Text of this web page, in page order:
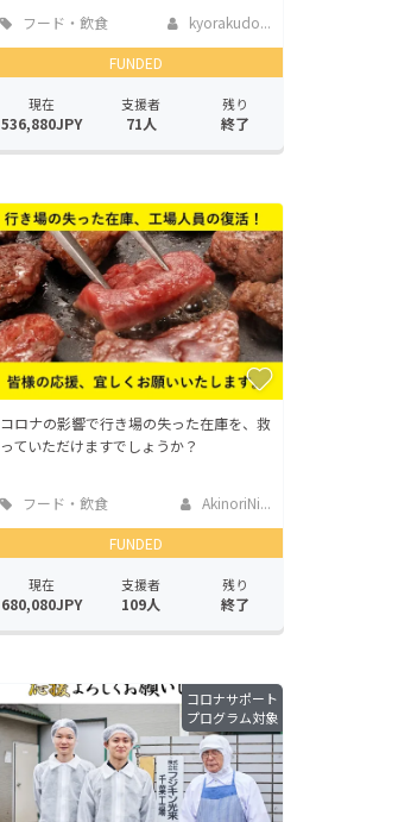
フード・飲食
kyorakudo...
FUNDED
現在
536,880JPY
支援者
71人
残り
終了
コロナの影響で行き場の失った在庫を、救
っていただけますでしょうか？
フード・飲食
AkinoriNi...
FUNDED
現在
680,080JPY
支援者
109人
残り
終了
コロナサポート
プログラム対象